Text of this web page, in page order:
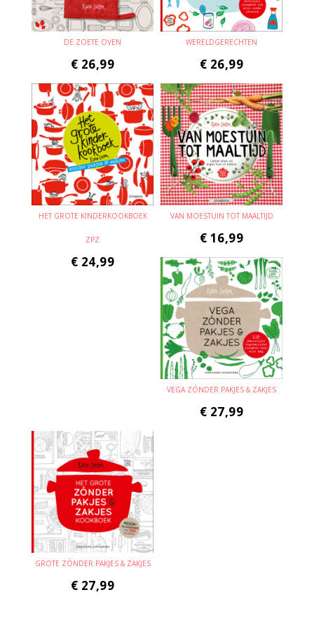
DE ZOETE OVEN
€ 26,99
WERELDGERECHTEN
€ 26,99
HET GROTE KINDERKOOKBOEK
ZPZ
€ 24,99
VAN MOESTUIN TOT MAALTIJD
€ 16,99
VEGA ZÓNDER PAKJES & ZAKJES
€ 27,99
GROTE ZÓNDER PAKJES & ZAKJES
€ 27,99